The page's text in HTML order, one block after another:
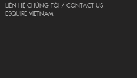
LIÊN HỆ CHÚNG TÔI / CONTACT US
ESQUIRE VIETNAM